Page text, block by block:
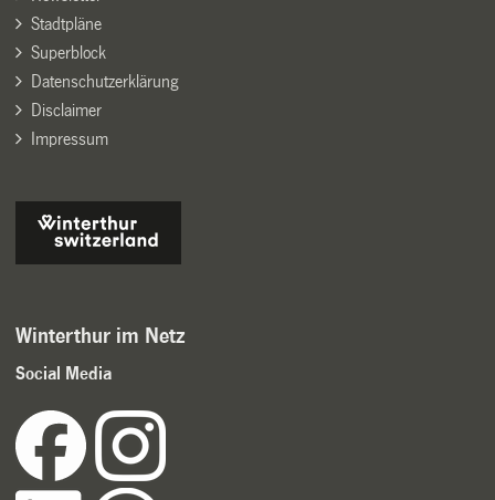
Stadtpläne
Superblock
Datenschutzerklärung
Disclaimer
Impressum
Winterthur im Netz
Social Media